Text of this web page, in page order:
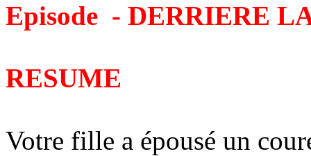
Episode - DERRIERE
RESUME
Votre fille a épousé un